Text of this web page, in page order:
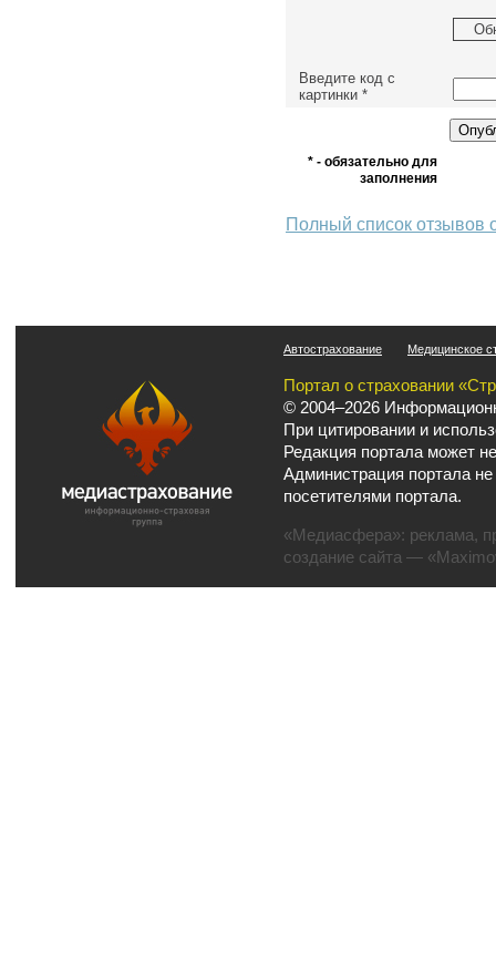
Введите код с
картинки *
* - обязательно для
заполнения
Полный список отзывов
Автострахование Медицинское
Портал о страховании
© 2004–2026
При цитировании и
Редакция портала может
Администрация портала
посетителями портала.
«Медиасфера»: реклама,
создание сайта —